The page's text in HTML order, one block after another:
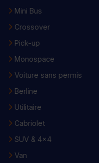
Mini Bus
Crossover
Pick-up
Monospace
Voiture sans permis
Berline
Utilitaire
Cabriolet
SUV & 4x4
Van